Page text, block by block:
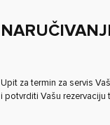
Upit za termin za servis
i potvrditi Vašu rezervaciju